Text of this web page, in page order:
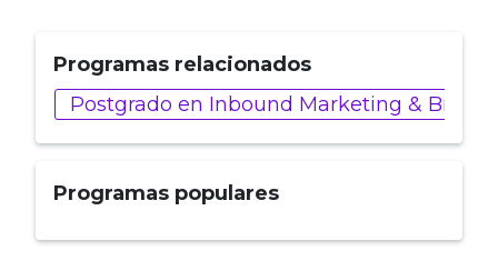
Programas relacionados
Postgrado en Inbound Marketing &
Programas populares